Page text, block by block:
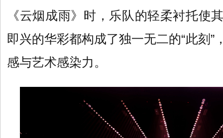
《云烟成雨》时，乐队的轻柔衬托使
即兴的华彩都构成了独一无二的“此刻”
感与艺术感染力。